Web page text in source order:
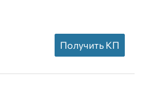
Получить КП